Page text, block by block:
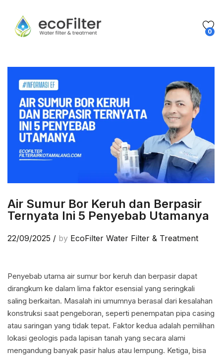
0
Air Sumur Bor Keruh dan Berpasir
Ternyata Ini 5 Penyebab Utamanya
22/09/2025 / by EcoFilter Water Filter & Treatment
Penyebab utama air sumur bor keruh dan berpasir dapat
dirangkum ke dalam lima faktor esensial yang seringkali
saling berkaitan. Masalah ini umumnya berasal dari kesalahan
konstruksi saat pengeboran, seperti penempatan pipa casing
atau saringan yang tidak tepat. Faktor kedua adalah pemilihan
lokasi geologis pada lapisan tanah yang secara alami
mengandung banyak pasir halus atau lempung. Ketiga, bisa